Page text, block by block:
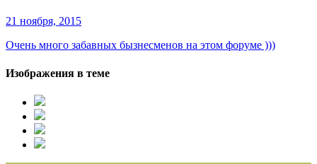
21 ноября, 2015
Очень много забавных бызнесменов на этом форуме )))
Изображения в теме